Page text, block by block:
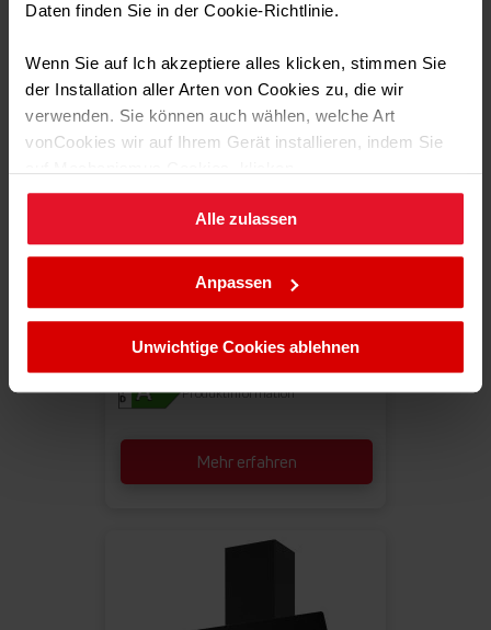
Daten finden Sie in der Cookie-Richtlinie.
Wenn Sie auf Ich akzeptiere alles klicken, stimmen Sie
der Installation aller Arten von Cookies zu, die wir
verwenden. Sie können auch wählen, welche Art
vonCookies wir auf Ihrem Gerät installieren, indem Sie
Sie können Ihre Cookie-Einstellungen jederzeit ändern,
indem Sie die Cookie-Richtlinie .aufrufen.
Alle zulassen
Anpassen
Unwichtige Cookies ablehnen
KHF 694 730 S HC
Mehr erfahren
Produktinformation